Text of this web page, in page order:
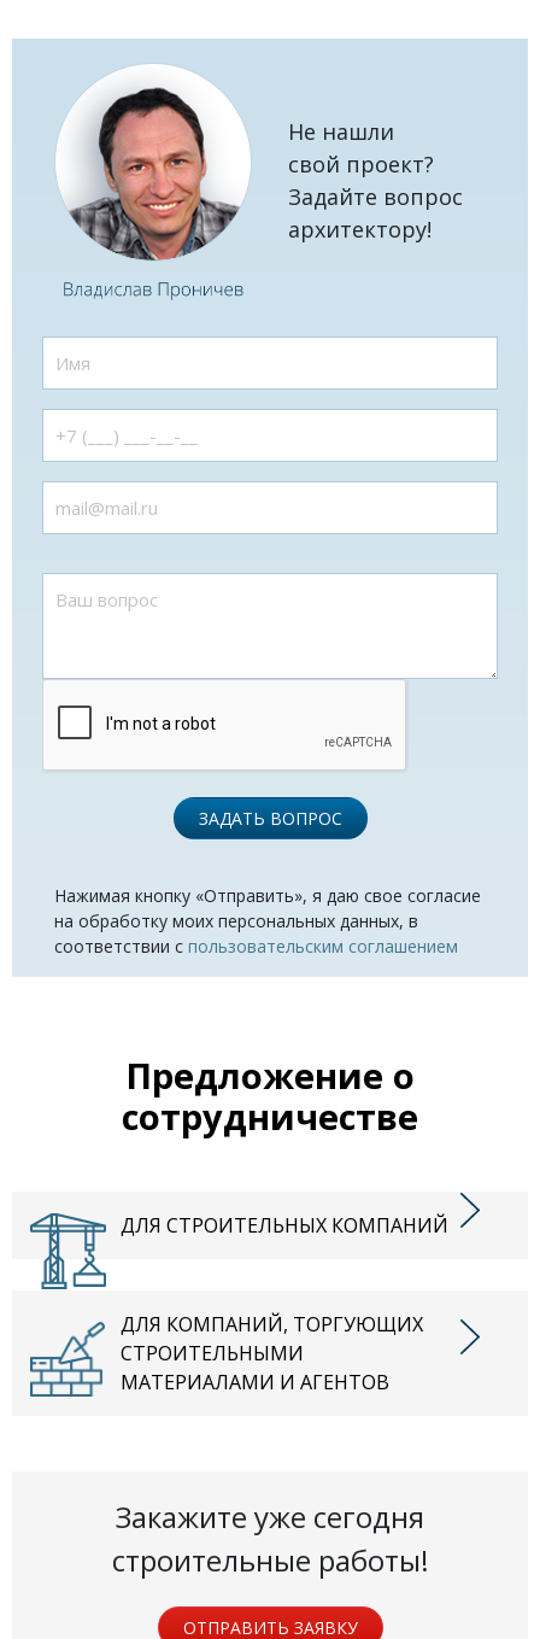
Не нашли
свой проект?
Задайте вопрос
архитектору!
ЗАДАТЬ ВОПРОС
Нажимая кнопку «Отправить», я даю свое согласие
на обработку моих персональных данных, в
соответствии с пользовательским соглашением
Предложение о
сотрудничестве
ДЛЯ СТРОИТЕЛЬНЫХ КОМПАНИЙ
ДЛЯ КОМПАНИЙ, ТОРГУЮЩИХ
СТРОИТЕЛЬНЫМИ
МАТЕРИАЛАМИ И АГЕНТОВ
Закажите уже сегодня
строительные работы!
ОТПРАВИТЬ ЗАЯВКУ